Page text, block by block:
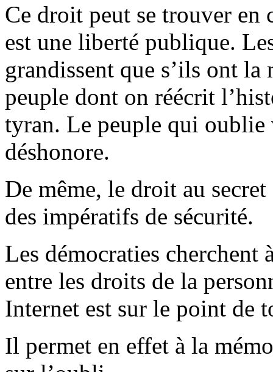
Ce droit peut se trouver
est une liberté publique.
grandissent que s’ils ont la
peuple dont on réécrit
tyran. Le peuple qui
déshonore.
De même, le droit au
des impératifs de sécurité.
Les démocraties
entre les droits de la
Internet est sur le point de
Il permet en effet à la